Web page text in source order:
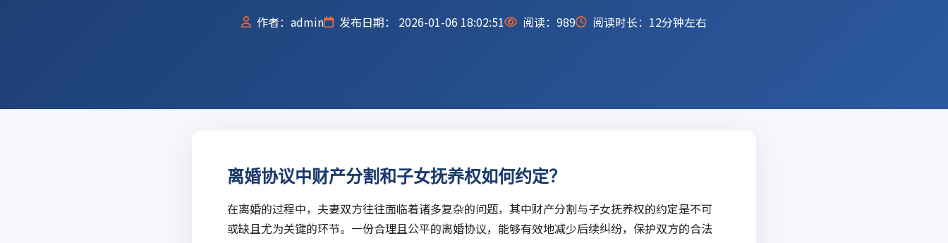
作者：admin 发布日期： 2026-01-06 18:02:51 阅读： 989 阅读时长：12分钟左右
离婚协议中财产分割和子女抚养权如何约定？
在离婚的过程中，夫妻双方往往面临着诸多复杂的问题，其中财产分割与子女抚养权的约定是不可
或缺且尤为关键的环节。一份合理且公平的离婚协议，能够有效地减少后续纠纷，保护双方的合法